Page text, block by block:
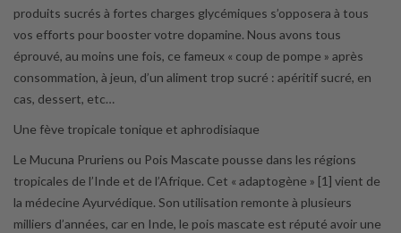
produits sucrés à fortes charges glycémiques s’opposera à tous
vos efforts pour booster votre dopamine. Nous avons tous
éprouvé, au moins une fois, ce fameux « coup de pompe » après
consommation, à jeun, d’un aliment trop sucré : apéritif sucré, en
cas, dessert, etc…
Une fève tropicale tonique et aphrodisiaque
Le Mucuna Pruriens ou Pois Mascate pousse dans les régions
tropicales de l’Inde et de l’Afrique. Cet « adaptogène » [1] vient de
la médecine Ayurvédique. Son utilisation remonte à plusieurs
milliers d’années, car en Inde, le pois mascate est réputé avoir une